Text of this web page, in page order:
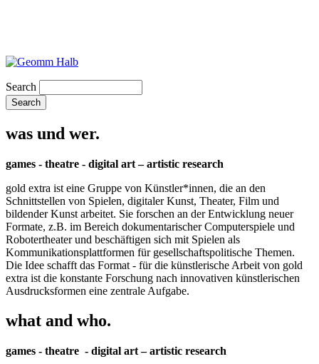
Search
was und wer.
games - theatre - digital art – artistic research
gold extra ist eine Gruppe von Künstler*innen, die an den
Schnittstellen von Spielen, digitaler Kunst, Theater, Film und
bildender Kunst arbeitet. Sie forschen an der Entwicklung neuer
Formate, z.B. im Bereich dokumentarischer Computerspiele und
Robotertheater und beschäftigen sich mit Spielen als
Kommunikationsplattformen für gesellschaftspolitische Themen.
Die Idee schafft das Format - für die künstlerische Arbeit von gold
extra ist die konstante Forschung nach innovativen künstlerischen
Ausdrucksformen eine zentrale Aufgabe.
what and who.
games - theatre - digital art – artistic research